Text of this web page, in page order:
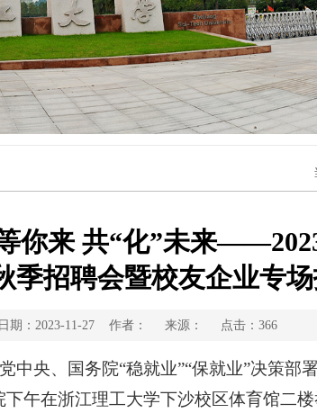
你来 共“化”未来
季招聘会暨校友企业专
期：2023-11-27 作者： 来源： 点击： 366
中央、国务院“稳就业”“保就业”决策部
午在浙江理工大学下沙校区体育馆二